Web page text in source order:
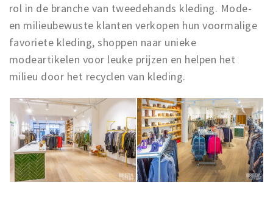
rol in de branche van tweedehands kleding. Mode-
en milieubewuste klanten verkopen hun voormalige
favoriete kleding, shoppen naar unieke
modeartikelen voor leuke prijzen en helpen het
milieu door het recyclen van kleding.